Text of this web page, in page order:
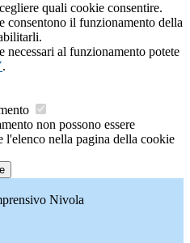
quali cookie consentire.
consentono il funzionamento della
necessari al funzionamento potete
.
non possono essere
l'elenco nella pagina della cookie
Nivola